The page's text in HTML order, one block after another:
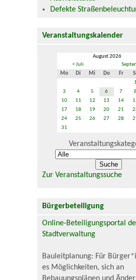
Defekte
Veranstaltungskalender
August 2026
< Juli
Mo
Di Mi Do Fr
1
3
4 5 6 7 8
10
11 12 13 14
17
18 19 20 21
24
25 26 27 28
31
Zur Veranstaltungssuche
Bürgerbeteiligung
Online-Beteiligungsportal
Stadtverwaltung
Bauleitplanung: Für
es Möglichkeiten, sich an
Bebauungsplänen und